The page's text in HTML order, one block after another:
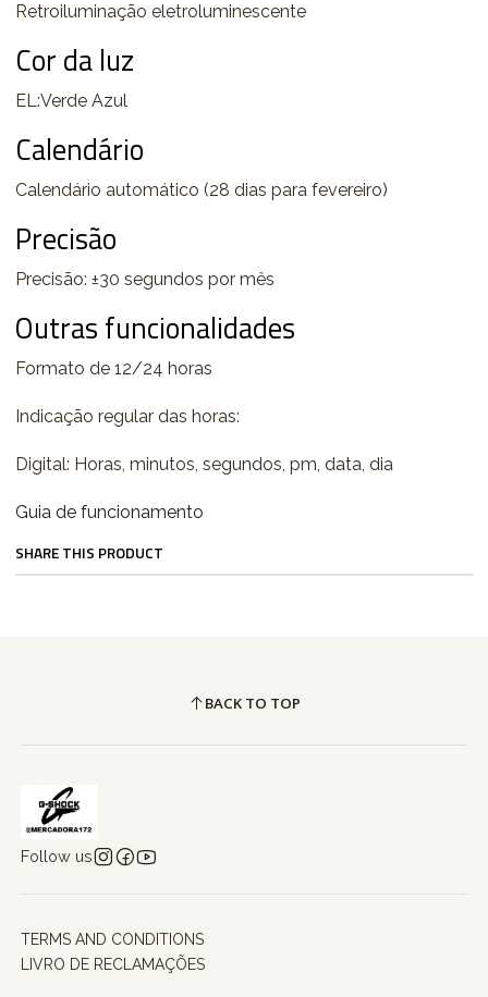
Retroiluminação eletroluminescente
Cor da luz
EL:Verde Azul
Calendário
Calendário automático (28 dias para fevereiro)
Precisão
Precisão: ±30 segundos por mês
Outras funcionalidades
Formato de 12/24 horas
Indicação regular das horas:
Digital: Horas, minutos, segundos, pm, data, dia
Guia de funcionamento
SHARE THIS PRODUCT
BACK TO TOP
Follow us
TERMS AND CONDITIONS
LIVRO DE RECLAMAÇÕES